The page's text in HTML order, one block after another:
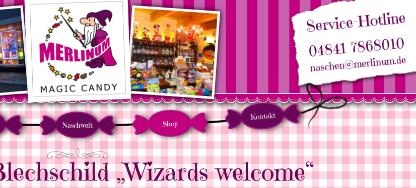
Service-Hotline
04841 7868010
naschen@merlinum.de
Naschwelt Shop
Kontakt
„Wizards welcome“